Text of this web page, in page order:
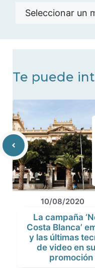
Histórico
Te puede
10/08/2020
La campaña
Costa Blanca’
y las últimas
de video en